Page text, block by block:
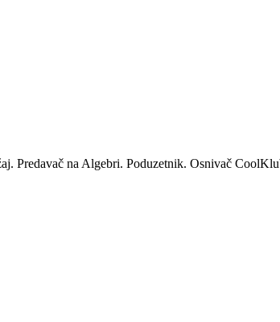
Predavač na Algebri. Poduzetnik. Osnivač